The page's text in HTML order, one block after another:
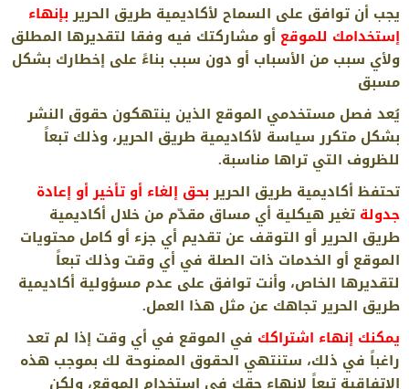
يجب أن توافق على السماح لأكاديمية طريق الحريربإنهاء
إستخدامك للموقع أو مشاركتك فيه وفقا لتقديرها المطلق
ولأي سبب من الأسباب أو دون سبب بناءً على إخطارك بشكل
مسبق
يُعد فصل مستخدمي الموقع الذين ينتهكون حقوق النشر
بشكل متكرر سياسة لأكاديمية طريق الحرير، وذلك تبعاً
للظروف التي تراها مناسبة.
تحتفظ أكاديمية طريق الحريربحق إلغاء أو تأخير أو إعادة
جدولة تغير هيكلية أي مساق مقدّم من خلال أكاديمية
طريق الحرير أو التوقف عن تقديم أي جزء أو كامل محتويات
الموقع أو الخدمات ذات الصلة في أي وقت وذلك تبعاً
لتقديرها الخاص، وأنت توافق على عدم مسؤولية أكاديمية
طريق الحرير تجاهك عن مثل هذا العمل.
يمكنك إنهاء اشتراكك في الموقع في أي وقت إذا لم تعد
راغباً في ذلك، ستنتهي الحقوق الممنوحة لك بموجب هذه
الاتفاقية تبعاً لإنهاء حقك في استخدام الموقع، ولكن